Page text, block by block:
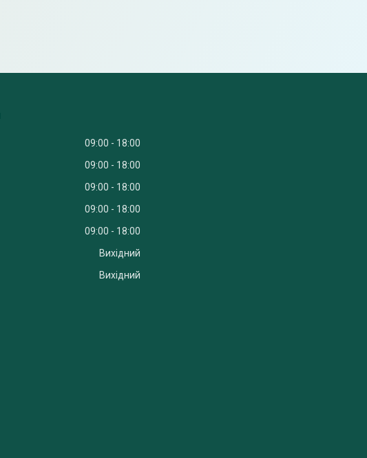
09:00
18:00
09:00
18:00
09:00
18:00
09:00
18:00
09:00
18:00
Вихідний
Вихідний